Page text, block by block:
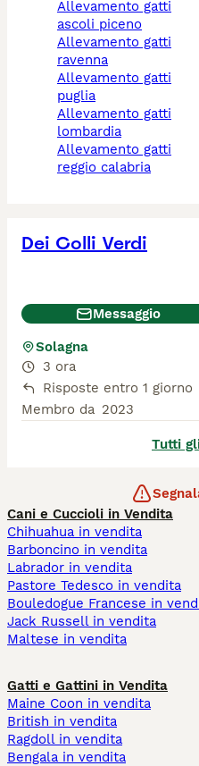
allevamento gatti
ascoli piceno
allevamento gatti
ravenna
allevamento gatti
puglia
allevamento gatti
lombardia
allevamento gatti
reggio calabria
Dei Colli Verdi
Messaggio
Solagna
3 ora
Risposte entro 1 giorno
Membro da 2023
Tutti
Cani e Cuccioli in Vendita
Chihuahua in vendita
Barboncino in vendita
Labrador in vendita
Pastore Tedesco in vendita
Bouledogue Francese in
Jack Russell in vendita
Maltese in vendita
Gatti e Gattini in Vendita
Maine Coon in vendita
British in vendita
Ragdoll in vendita
Bengala in vendita